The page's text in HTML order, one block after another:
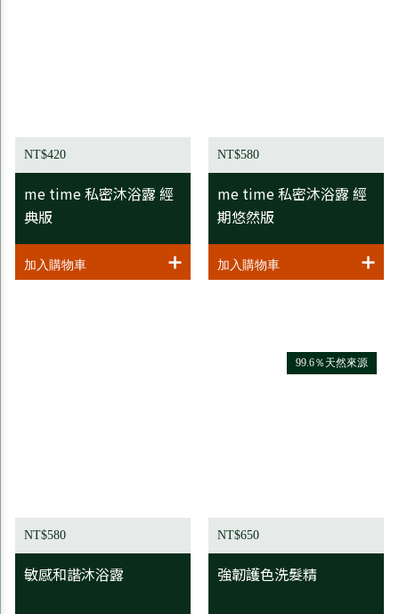
NT$420
me time 私密沐浴露 經
典版
NT$580
me time 私密沐浴露 經
期悠然版
NT$580
敏感和諧沐浴露
99.6％天然來源
NT$650
強韌護色洗髮精